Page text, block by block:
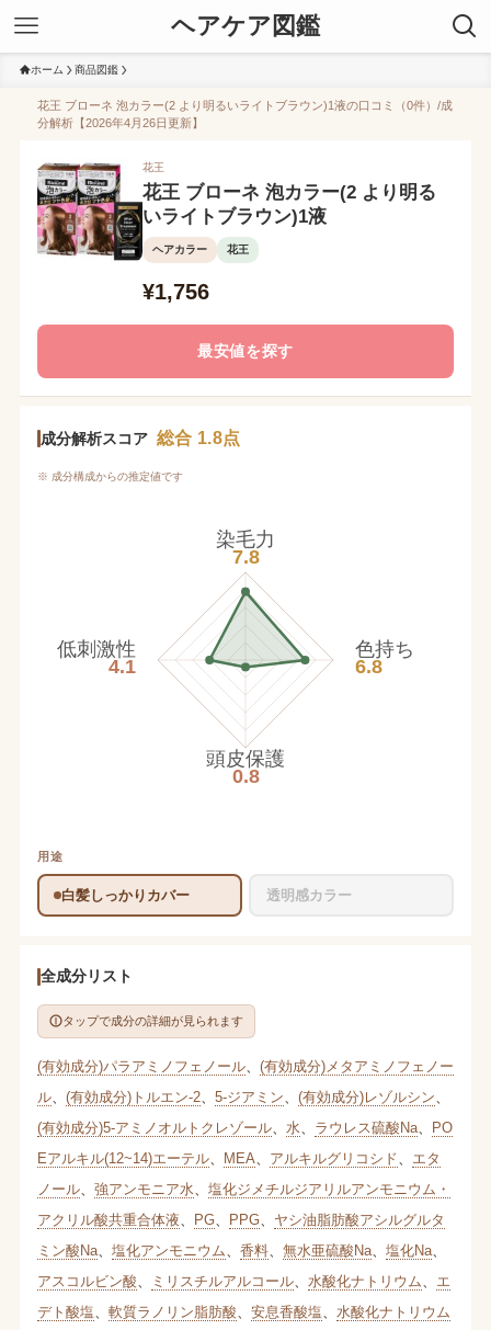
ヘアケア図鑑
ホーム 商品図鑑
花王 ブローネ 泡カラー(2 より明るいライトブラウン)1液の口コミ（0件）/成
分解析【2026年4月26日更新】
花王
花王 ブローネ 泡カラー(2 より明る
いライトブラウン)1液
ヘアカラー 花王
¥1,756
最安値を探す
成分解析スコア 総合 1.8点
※ 成分構成からの推定値です
染毛力
7.8
色持ち
6.8
頭皮保護
0.8
低刺激性
4.1
用途
白髪しっかりカバー 透明感カラー
全成分リスト
タップで成分の詳細が見られます
(有効成分)パラアミノフェノール、 (有効成分)メタアミノフェノー
ル、 (有効成分)トルエン-2、 5-ジアミン (有効成分)レゾルシン
(有効成分)5-アミノオルトクレゾール、 水 ラウレス硫酸Na、 PO
Eアルキル(12~14)エーテル、 MEA アルキルグリコシド
エタ
ノール、 強アンモニア水
塩化ジメチルジアリルアンモニウム・
アクリル酸共重合体液
PG、 PPG、 ヤシ油脂肪酸アシルグルタ
ミン酸Na、 塩化アンモニウム 香料、 無水亜硫酸Na、 塩化Na、
アスコルビン酸
ミリスチルアルコール、 水酸化ナトリウム
エ
デト酸塩
軟質ラノリン脂肪酸 安息香酸塩
水酸化ナトリウム